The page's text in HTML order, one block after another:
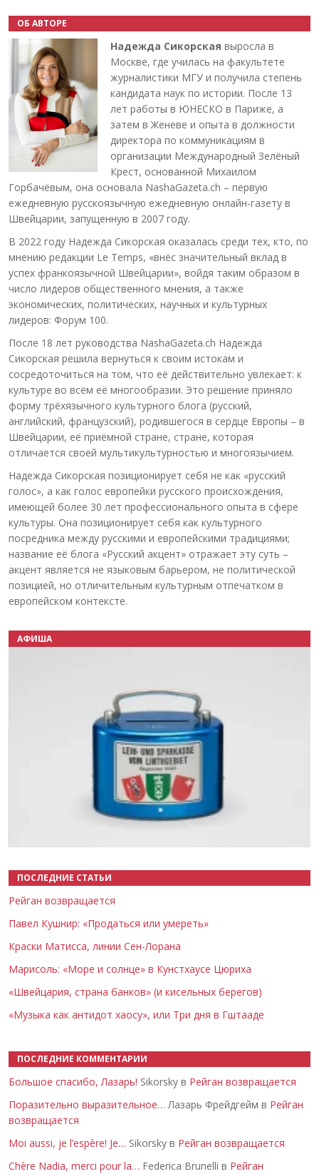
ОБ АВТОРЕ
Надежда Сикорская выросла в
Москве, где училась на факультете
журналистики МГУ и получила степень
кандидата наук по истории. После 13
лет работы в ЮНЕСКО в Париже, а
затем в Женеве и опыта в должности
директора по коммуникациям в
организации Международный Зелёный
Крест, основанной Михаилом
Горбачёвым, она основала NashaGazeta.ch – первую
ежедневную русскоязычную ежедневную онлайн-газету в
Швейцарии, запущенную в 2007 году.
В 2022 году Надежда Сикорская оказалась среди тех, кто, по
мнению редакции Le Temps, «внёс значительный вклад в
успех франкоязычной Швейцарии», войдя таким образом в
число лидеров общественного мнения, а также
экономических, политических, научных и культурных
лидеров: Форум 100.
После 18 лет руководства NashaGazeta.ch Надежда
Сикорская решила вернуться к своим истокам и
сосредоточиться на том, что её действительно увлекает: к
культуре во всём её многообразии. Это решение приняло
форму трёхязычного культурного блога (русский,
английский, французский), родившегося в сердце Европы – в
Швейцарии, её приёмной стране, стране, которая
отличается своей мультикультурностью и многоязычием.
Надежда Сикорская позиционирует себя не как «русский
голос», а как голос европейки русского происхождения,
имеющей более 30 лет профессионального опыта в сфере
культуры. Она позиционирует себя как культурного
посредника между русскими и европейскими традициями;
название её блога «Русский акцент» отражает эту суть –
акцент является не языковым барьером, не политической
позицией, но отличительным культурным отпечатком в
европейском контексте.
АФИША
ПОСЛЕДНИЕ СТАТЬИ
Рейган возвращается
Павел Кушнир: «Продаться или умереть»
Краски Матисса, линии Сен-Лорана
Марисоль: «Море и солнце» в Кунстхаусе Цюриха
«Швейцария, страна банков» (и кисельных берегов)
«Музыка как антидот хаосу», или Три дня в Гштааде
ПОСЛЕДНИЕ КОММЕНТАРИИ
Большое спасибо, Лазарь! Sikorsky в Рейган возвращается
Поразительно выразительное… Лазарь Фрейдгейм в Рейган
возвращается
Moi aussi, je l’espère! Je… Sikorsky в Рейган возвращается
Chère Nadia, merci pour la… Federica Brunelli в Рейган